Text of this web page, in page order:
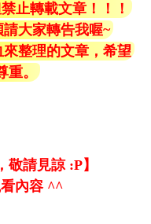
止轉載文章！！！
大家轉告我喔~
整理的文章，希望
。
敬請見諒 :P】
內容 ^^